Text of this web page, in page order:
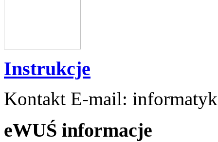
Instrukcje
Kontakt E-mail:
eWUŚ informacje